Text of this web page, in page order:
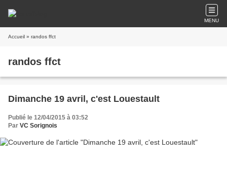
MENU
Accueil » randos ffct
randos ffct
Dimanche 19 avril, c'est Louestault
Publié le 12/04/2015 à 03:52
Par VC Sorignois